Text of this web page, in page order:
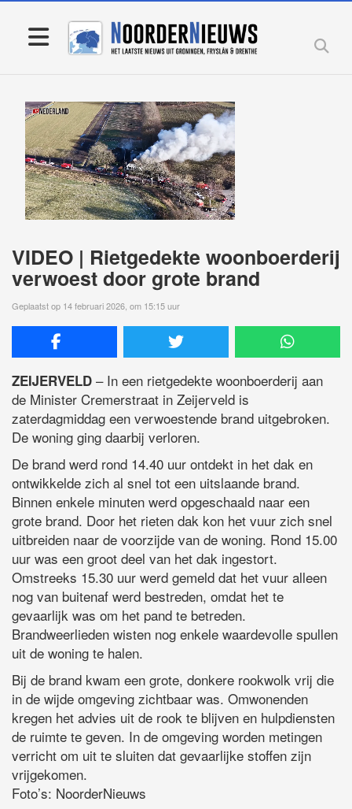
VIDEO | Rietgedekte woonboerderij
verwoest door grote brand
Geplaatst op 14 februari 2026, om 15:15 uur
ZEIJERVELD – In een rietgedekte woonboerderij aan
de Minister Cremerstraat in Zeijerveld is
zaterdagmiddag een verwoestende brand uitgebroken.
De woning ging daarbij verloren.
De brand werd rond 14.40 uur ontdekt in het dak en
ontwikkelde zich al snel tot een uitslaande brand.
Binnen enkele minuten werd opgeschaald naar een
grote brand. Door het rieten dak kon het vuur zich snel
uitbreiden naar de voorzijde van de woning. Rond 15.00
uur was een groot deel van het dak ingestort.
Omstreeks 15.30 uur werd gemeld dat het vuur alleen
nog van buitenaf werd bestreden, omdat het te
gevaarlijk was om het pand te betreden.
Brandweerlieden wisten nog enkele waardevolle spullen
uit de woning te halen.
Bij de brand kwam een grote, donkere rookwolk vrij die
in de wijde omgeving zichtbaar was. Omwonenden
kregen het advies uit de rook te blijven en hulpdiensten
de ruimte te geven. In de omgeving worden metingen
verricht om uit te sluiten dat gevaarlijke stoffen zijn
vrijgekomen.
Foto’s: NoorderNieuws